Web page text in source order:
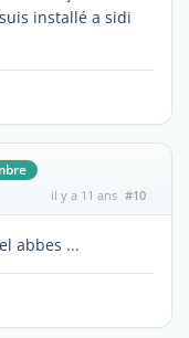
installé a sidi
il y a 11 ans #10
abbes ...